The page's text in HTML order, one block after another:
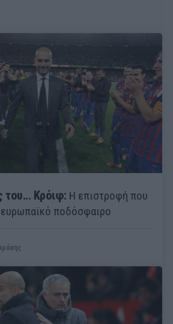
του... Κρόιφ: Η επιστροφή που
ευρωπαϊκό ποδόσφαιρο